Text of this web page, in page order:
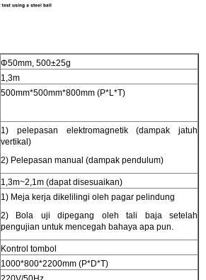
Φ50mm, 500±25g
1,3m
500mm*500mm*800mm (P*L*T)
1) pelepasan elektromagnetik (dampak jatuh
vertikal)
2) Pelepasan manual (dampak pendulum)
1,3m~2,1m (dapat disesuaikan)
1) Meja kerja dikelilingi oleh pagar pelindung
2) Bola uji dipegang oleh tali baja setelah
pengujian untuk mencegah bahaya apa pun.
Kontrol tombol
1000*800*2200mm (P*D*T)